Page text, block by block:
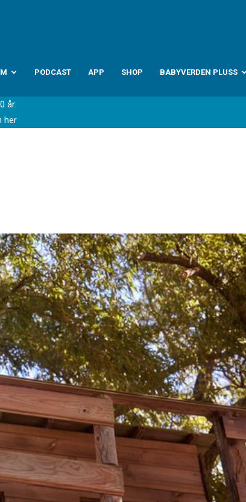
PODCAST APP SHOP BABYVERDEN PLUSS
år:
her